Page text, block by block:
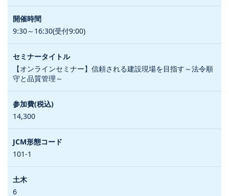
9:30～16:30(受付9:00)
【オンラインセミナー】信頼される建設現場を目指す～法令順
守と品質管理～
14,300
101-1
6